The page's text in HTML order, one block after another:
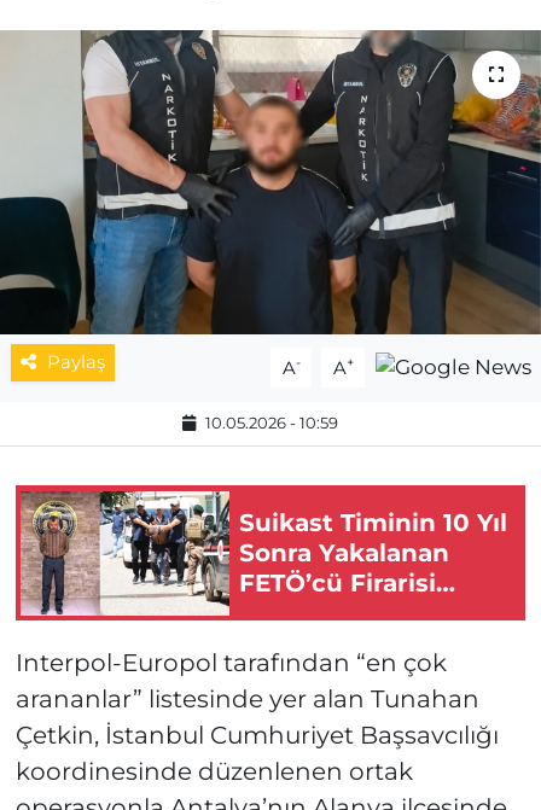
Paylaş A- A+
10.05.2026 - 10:59
Suikast Timinin 10 Yıl
Sonra Yakalanan
FETÖ’cü Firarisi
İtirafçı Oldu!
Interpol-Europol tarafından “en çok
arananlar” listesinde yer alan Tunahan
Çetkin, İstanbul Cumhuriyet Başsavcılığı
koordinesinde düzenlenen ortak
MAGAZİN
ESKİŞEHİRSPOR